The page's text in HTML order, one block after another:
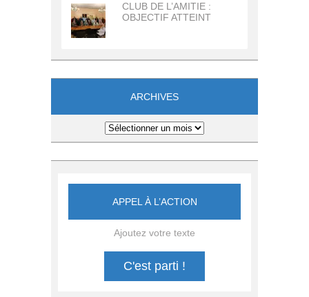
CLUB DE L’AMITIE :
OBJECTIF ATTEINT
ARCHIVES
APPEL À L’ACTION
Ajoutez votre texte
C'est parti !